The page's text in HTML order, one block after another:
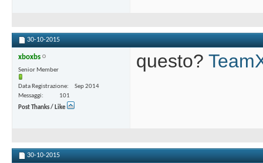
30-10-2015
xboxbs
Senior Member
Data Registrazione
Sep 2014
Messaggi
101
Post Thanks / Like
questo?
30-10-2015